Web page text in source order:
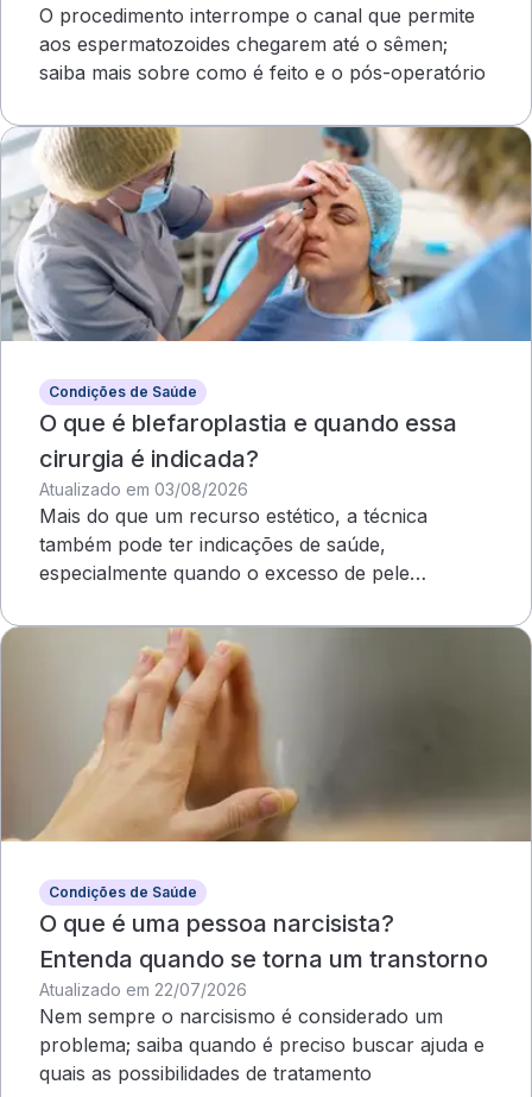
O procedimento interrompe o canal que permite
aos espermatozoides chegarem até o sêmen;
saiba mais sobre como é feito e o pós-operatório
Condições de Saúde
O que é blefaroplastia e quando essa
cirurgia é indicada?
Atualizado em 03/08/2026
Mais do que um recurso estético, a técnica
também pode ter indicações de saúde,
especialmente quando o excesso de pele
Condições de Saúde
O que é uma pessoa narcisista?
Entenda quando se torna um transtorno
Atualizado em 22/07/2026
Nem sempre o narcisismo é considerado um
problema; saiba quando é preciso buscar ajuda e
quais as possibilidades de tratamento